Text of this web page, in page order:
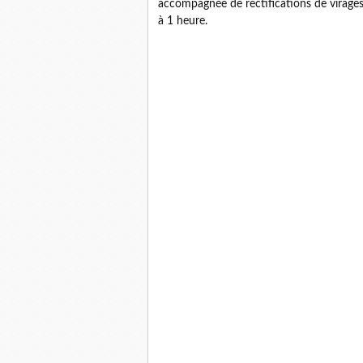
accompagnée de rectifications de
à 1 heure.